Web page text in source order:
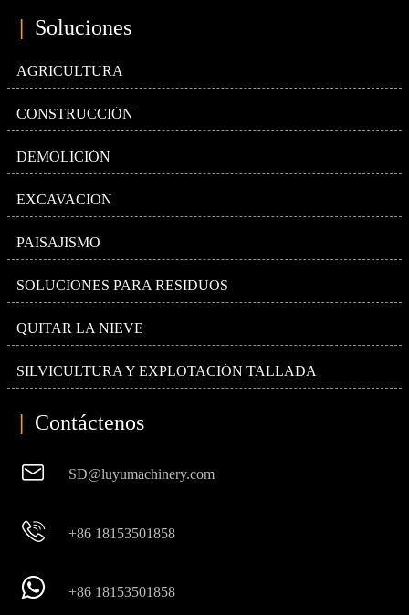
| Soluciones
AGRICULTURA
CONSTRUCCIÓN
DEMOLICIÓN
EXCAVACIÓN
PAISAJISMO
SOLUCIONES PARA RESIDUOS
QUITAR LA NIEVE
SILVICULTURA Y EXPLOTACIÓN TALLADA
| Contáctenos
 SD@luyumachinery.com
 +86 18153501858
 +86 18153501858